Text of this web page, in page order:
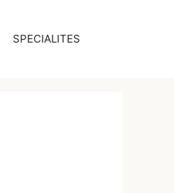
SPECIALITES